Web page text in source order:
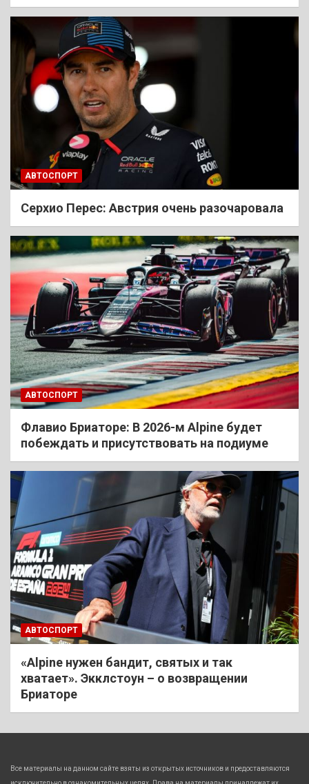
АВТОСПОРТ
Cерхио Перес: Австрия очень разочаровала
АВТОСПОРТ
Флавио Бриаторе: В 2026-м Alpine будет
побеждать и присутствовать на подиуме
АВТОСПОРТ
«Alpine нужен бандит, святых и так
хватает». Экклстоун – о возвращении
Бриаторе
Все материалы на данном сайте взяты из открытых источников и предоставляются